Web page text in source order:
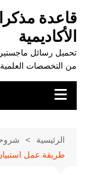
المحتوى
قاعدة
الأكاديمية
من التخصصات العلمية
الرئيسية
طريقة عمل